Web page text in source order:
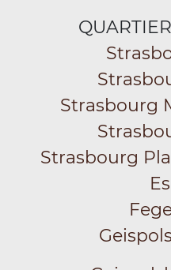
Strasbourg
Strasbourg